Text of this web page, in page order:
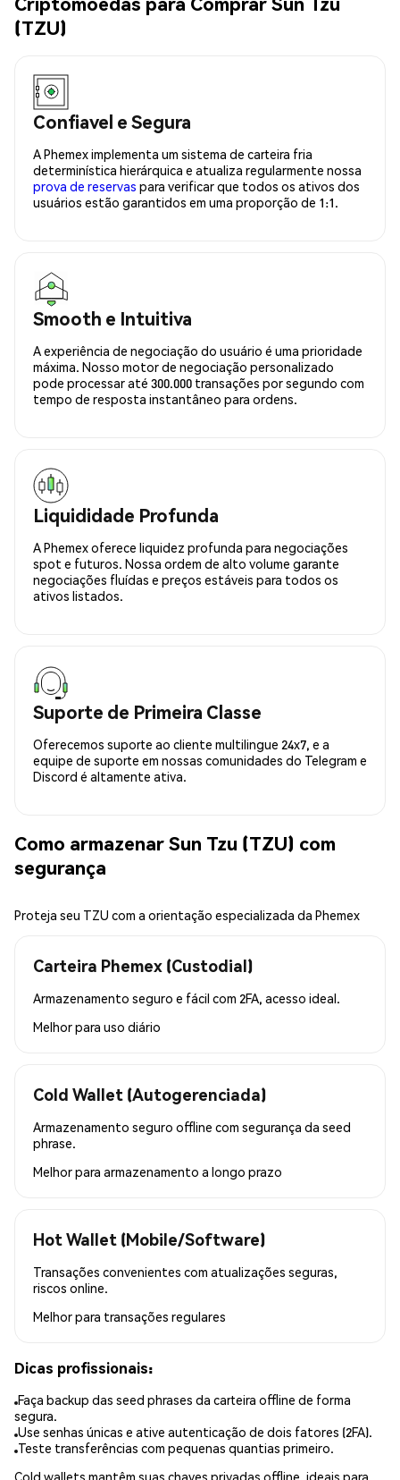
(TZU)
Confiavel e Segura
A Phemex implementa um sistema de carteira fria
determinística hierárquica e atualiza regularmente nossa
prova de reservas para verificar que todos os ativos dos
usuários estão garantidos em uma proporção de 1:1.
Smooth e Intuitiva
A experiência de negociação do usuário é uma prioridade
máxima. Nosso motor de negociação personalizado
pode processar até 300.000 transações por segundo com
tempo de resposta instantâneo para ordens.
Liquididade Profunda
A Phemex oferece liquidez profunda para negociações
spot e futuros. Nossa ordem de alto volume garante
negociações fluídas e preços estáveis para todos os
ativos listados.
Suporte de Primeira Classe
Oferecemos suporte ao cliente multilingue 24x7, e a
equipe de suporte em nossas comunidades do Telegram e
Discord é altamente ativa.
Como armazenar Sun Tzu (TZU) com
segurança
Proteja seu TZU com a orientação especializada da Phemex
Carteira Phemex (Custodial)
Armazenamento seguro e fácil com 2FA, acesso ideal.
Melhor para uso diário
Cold Wallet (Autogerenciada)
Armazenamento seguro offline com segurança da seed
phrase.
Melhor para armazenamento a longo prazo
Hot Wallet (Mobile/Software)
Transações convenientes com atualizações seguras,
riscos online.
Melhor para transações regulares
Dicas profissionais:
Faça backup das seed phrases da carteira offline de forma
segura.
Use senhas únicas e ative autenticação de dois fatores (2FA).
Teste transferências com pequenas quantias primeiro.
Cold wallets mantêm suas chaves privadas offline, ideais para